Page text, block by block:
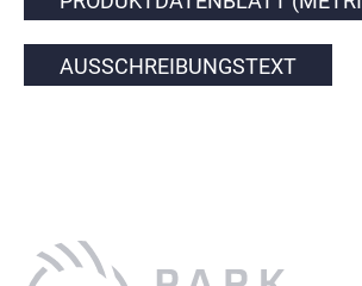
AUSSCHREIBUNGSTEXT